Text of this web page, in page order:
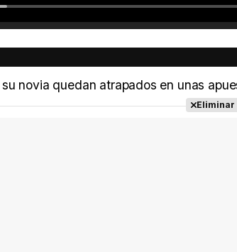
novia quedan atrapados en unas
Eliminar